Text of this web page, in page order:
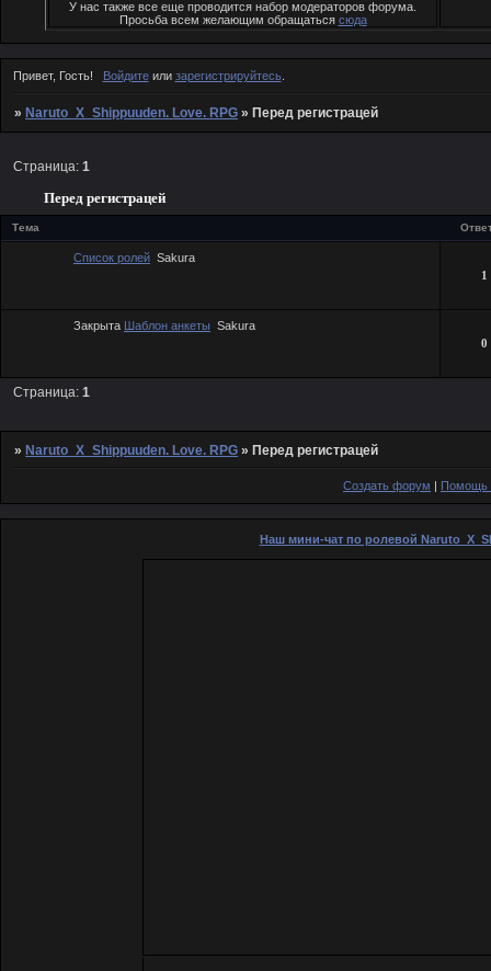
У нас также все еще проводится набор модераторов форума.
Просьба всем желающим обращаться cюда
Привет, Гость! Войдитеили зарегистрируйтесь.
»Naruto_X_Shippuuden. Love. RPG »Перед регистрацей
Перед регистрацей
Страница:1
Тема
Список ролей Sakura
1
Закрыта Шаблон анкеты Sakura
0
Страница:1
» Naruto_X_Shippuuden. Love. RPG » Перед регистрацей
Создать форум | Помощь
Наш мини-чат по ролевой